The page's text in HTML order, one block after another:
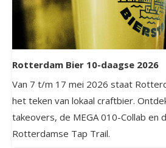
Rotterdam Bier 10-daagse 2026
Van 7 t/m 17 mei 2026 staat
het teken van lokaal craftbier.
takeovers, de MEGA 010-Collab en
Rotterdamse Tap Trail.